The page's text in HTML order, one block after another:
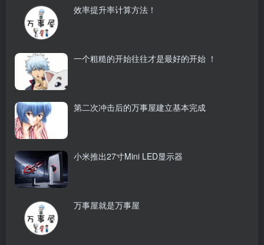
效率提升率计算方法！
一个粗糙的开始往往才是最好的开始 ！
第二次冲击后的万事屋建立基本完成
小米推出27寸Mini LED显示器
万事屋就是万事屋